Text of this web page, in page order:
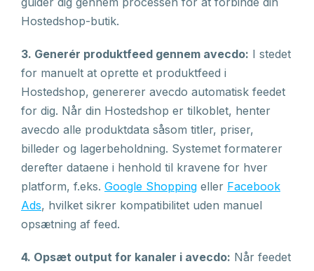
Hostedshop-butik.
3. Generér produktfeed gennem avecdo: I stedet
for manuelt at oprette et produktfeed i
Hostedshop, genererer avecdo automatisk feedet
for dig. Når din Hostedshop er tilkoblet, henter
avecdo alle produktdata såsom titler, priser,
billeder og lagerbeholdning. Systemet formaterer
derefter dataene i henhold til kravene for hver
platform, f.eks. Google Shopping eller Facebook
Ads, hvilket sikrer kompatibilitet uden manuel
opsætning af feed.
4. Opsæt output for kanaler i avecdo: Når feedet